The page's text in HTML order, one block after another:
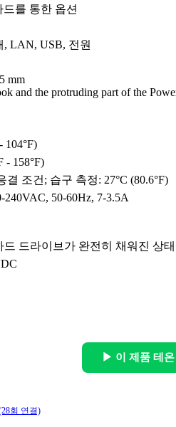
드를 통한 옵션
, LAN, USB, 전원
mm
and the protruding part of the
104°F)
- 158°F)
결 조건; 습구 측정: 27°C (80.6°F)
240VAC, 50-60Hz, 7-3.5A
드 드라이브가 완전히 채워진 상
▶ 이 제품 테온
회 연결)